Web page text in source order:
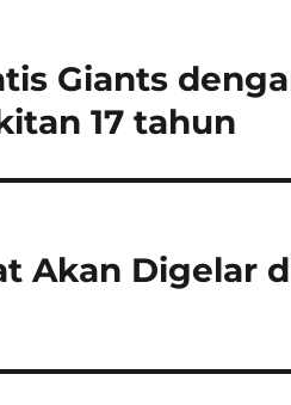
Giants
17 tahun
Akan Digelar